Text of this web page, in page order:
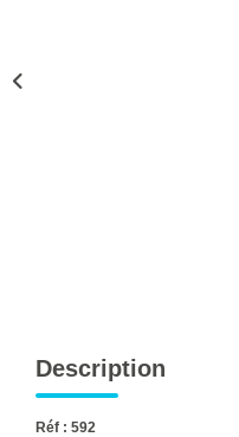
Description
Réf : 592